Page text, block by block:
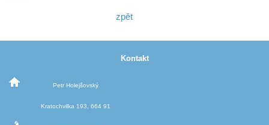
zpět
Kontakt
Petr Holejšovský
Kratochvilka 193, 664 91